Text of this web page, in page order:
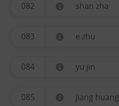
082 shan zha
083 e zhu
084 yu jin
085 jiang huang